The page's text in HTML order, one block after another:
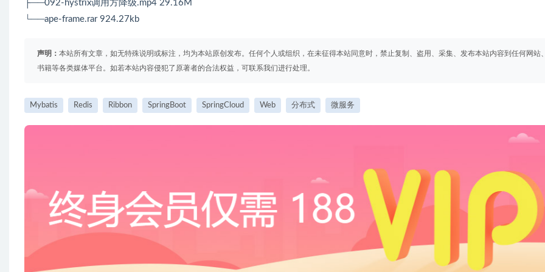
├──092-hystrix调用方降级.mp4 29.16M
└──ape-frame.rar 924.27kb
声明： 本站所有文章，如无特殊说明或标注，均为本站原创发布。任何个人或组织，在未征得本站同意时，禁止复制、盗用、采集、发布本站内容到任何网站
书籍等各类媒体平台。如若本站内容侵犯了原著者的合法权益，可联系我们进行处理。
Mybatis Redis Ribbon SpringBoot SpringCloud Web 分布式 微服务